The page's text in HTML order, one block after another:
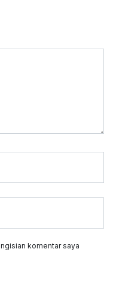
komentar saya